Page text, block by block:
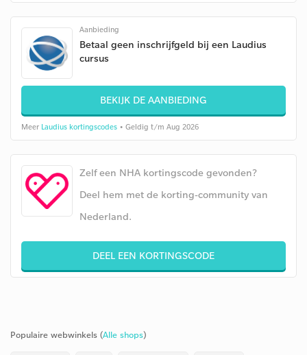
Aanbieding
Betaal geen inschrijfgeld bij een Laudius
cursus
BEKIJK DE AANBIEDING
Meer Laudius kortingscodes • Geldig t/m Aug 2026
Zelf een NHA kortingscode gevonden?
Deel hem met de korting-community van
Nederland.
DEEL EEN KORTINGSCODE
Populaire webwinkels (Alle shops)